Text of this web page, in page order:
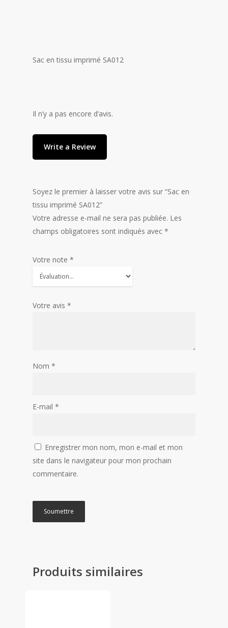
Sac en tissu imprimé SA012
Il n’y a pas encore d’avis.
Write a Review
Soyez le premier à laisser votre avis sur “Sac en
tissu imprimé SA012”
Votre adresse e-mail ne sera pas publiée. Les
champs obligatoires sont indiqués avec *
Votre note *
Votre avis *
Nom *
E-mail *
Enregistrer mon nom, mon e-mail et mon
site dans le navigateur pour mon prochain
commentaire.
Produits similaires